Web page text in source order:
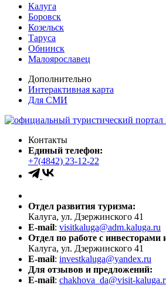
Калуга
Боровск
Козельск
Таруса
Обнинск
Малоярославец
Дополнительно
Интерактивная карта
Для СМИ
Контакты
Единый телефон:
+7(4842) 23-12-22
Отдел развития туризма:
Калуга, ул. Дзержинского 41
E-mail: visitkaluga@adm.kaluga.ru
Отдел по работе с инвесторами
Калуга, ул. Дзержинского 41
E-mail: investkaluga@yandex.ru
Для отзывов и предложений:
E-mail: chakhova_da@visit-